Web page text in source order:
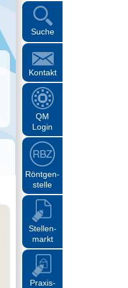
Suche
Kontakt
QM
Login
Röntgen-
stelle
Stellen-
markt
Praxis-